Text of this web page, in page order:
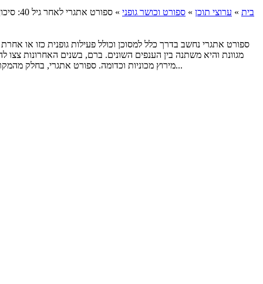
בית » ערוצי תוכן » ספורט וכושר גופני » ספורט אתגרי לאחר גיל 40: סיכון רב לפציעות
ספורט אתגרי נחשב בדרך כלל למסוכן וכולל פעילות גופנית כזו או
מגוונת והיא משתנה בין הענפים השונים. ברם, בשנים האחרונות
מירוץ מכוניות וכדומה. ספורט אתגרי, בחלק מהמקרים, עשוי להיות מסוכן ממש ולהסתיים בפציעות ואף בנכות פיזית. הדבר אקוטי יותר עם העלייה בגיל, זאת בשל סיבות לא מעטות. להלן העיקריות שבהן...